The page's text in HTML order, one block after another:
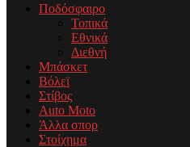
Ποδόσφαιρο
Τοπικά
Εθνικά
Διεθνή
Μπάσκετ
Βόλεϊ
Στίβος
Auto Moto
Άλλα σπορ
Στοίχημα